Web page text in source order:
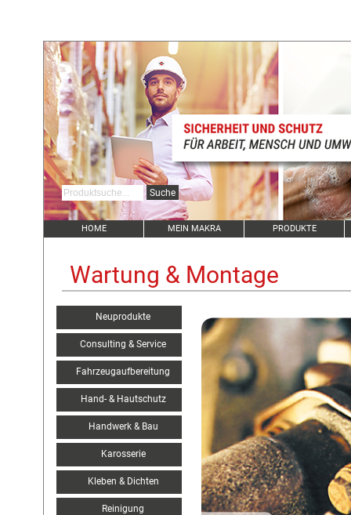
HOME MEIN MAKRA PRODUKTE
Wartung & Montage
Neuprodukte
Consulting & Service
Fahrzeugaufbereitung
Hand- & Hautschutz
Handwerk & Bau
Karosserie
Kleben & Dichten
Reinigung